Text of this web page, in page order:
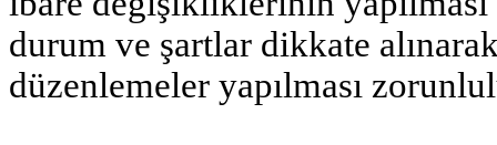
durum ve şartlar dikkate
düzenlemeler yapılması